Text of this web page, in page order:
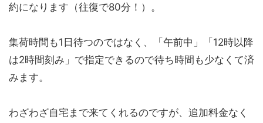
約になります（往復で80分！）。
集荷時間も1日待つのではなく、「午前中」「12時以降
は2時間刻み」で指定できるので待ち時間も少なくて済
みます。
わざわざ自宅まで来てくれるのですが、追加料金なく